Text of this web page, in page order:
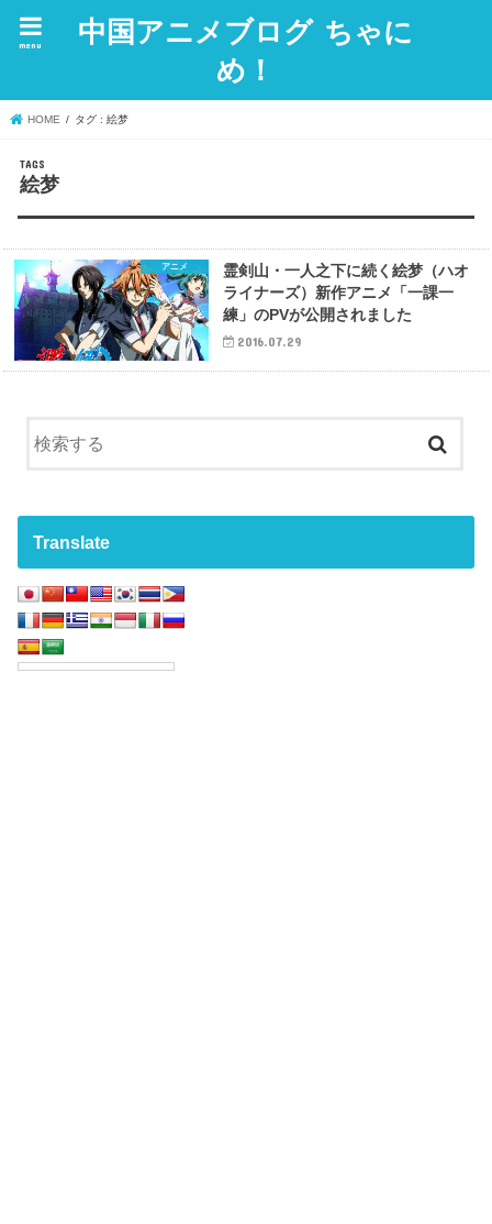
中国アニメブログ ちゃに
め！
menu
HOME タグ : 絵梦
絵梦
アニメ
霊剣山・一人之下に続く絵梦（ハオ
ライナーズ）新作アニメ「一課一
練」のPVが公開されました
2016.07.29
Translate